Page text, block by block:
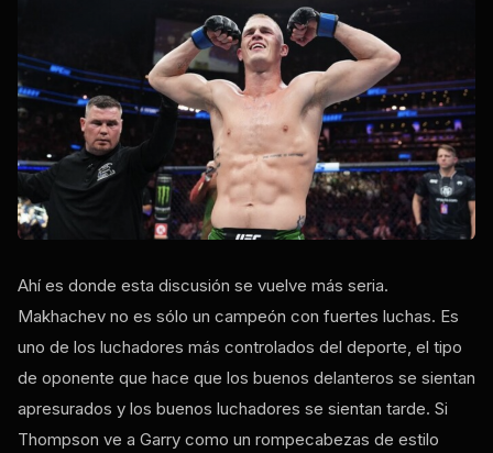
Ahí es donde esta discusión se vuelve más seria.
Makhachev no es sólo un campeón con fuertes luchas. Es
uno de los luchadores más controlados del deporte, el tipo
de oponente que hace que los buenos delanteros se sientan
apresurados y los buenos luchadores se sientan tarde. Si
Thompson ve a Garry como un rompecabezas de estilo